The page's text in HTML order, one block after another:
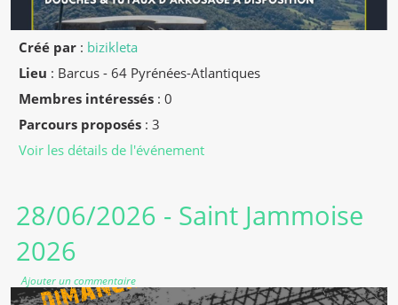
Créé par : bizikleta
Lieu : Barcus - 64 Pyrénées-Atlantiques
Membres intéressés : 0
Parcours proposés : 3
Voir les détails de l'événement
28/06/2026 - Saint Jammoise
2026
Ajouter un commentaire